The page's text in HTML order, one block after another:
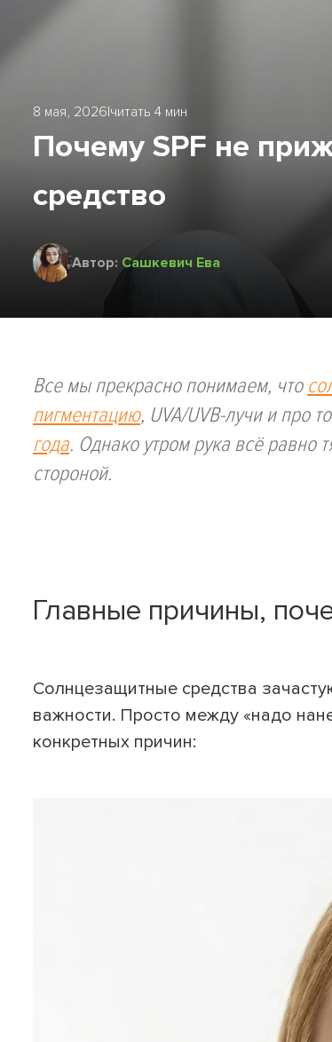
8 мая, 2026|читать 4 мин
Почему SPF не
средство
Автор: Сашкевич Ева
Все мы прекрасно понимаем, что
пигментацию, UVA/UVB-лучи и про
года. Однако утром рука всё равно
стороной.
Главные причины,
Солнцезащитные средства
важности. Просто между «надо
конкретных причин: